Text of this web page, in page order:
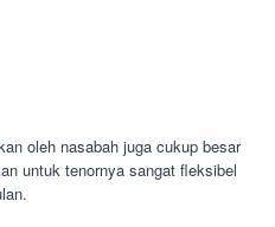
oleh nasabah juga cukup besar
untuk tenornya sangat fleksibel